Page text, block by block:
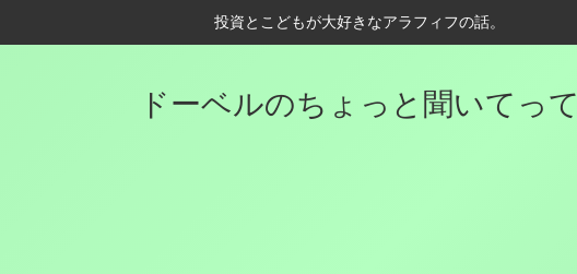
投資とこどもが大好きなアラフィフの話。
ドーベルのちょっと聞いてって